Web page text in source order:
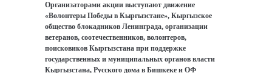
Организаторами акции выступают движение
«Волонтеры Победы в Кыргызстане», Кыргызское
общество блокадников Ленинграда, организации
ветеранов, соотечественников, волонтеров,
поисковиков Кыргызстана при поддержке
государственных и муниципальных органов власти
Кыргызстана, Русского дома в Бишкеке и ОФ